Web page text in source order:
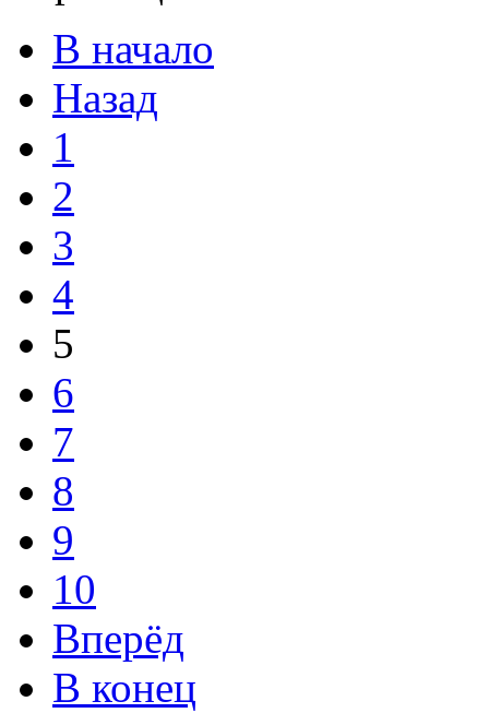
В начало
Назад
1
2
3
4
5
6
7
8
9
10
Вперёд
В конец